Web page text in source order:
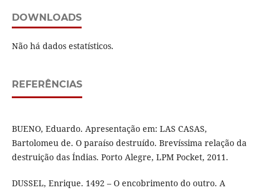
DOWNLOADS
Não há dados estatísticos.
REFERÊNCIAS
BUENO, Eduardo. Apresentação em: LAS CASAS,
Bartolomeu de. O paraíso destruído. Brevíssima relação da
destruição das Índias. Porto Alegre, LPM Pocket, 2011.
DUSSEL, Enrique. 1492 – O encobrimento do outro. A